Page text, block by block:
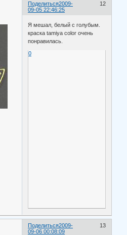
Поделиться 12
2009-
09-05 22:46:25
Я мешал, белый с голубым.
краска tamiya color очень
понравилась.
0
Поделиться 13
2009-
09-06 00:08:09